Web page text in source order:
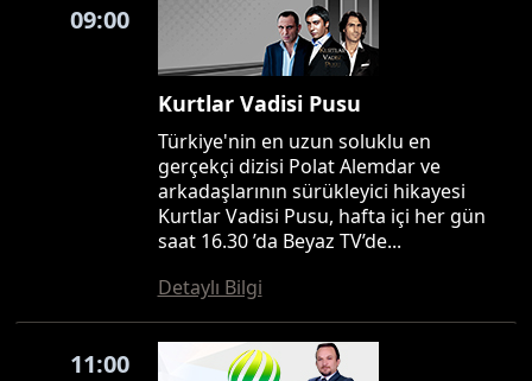
09:00
Kurtlar Vadisi Pusu
Türkiye'nin en uzun soluklu en
gerçekçi dizisi Polat Alemdar ve
arkadaşlarının sürükleyici hikayesi
Kurtlar Vadisi Pusu, hafta içi her gün
saat 16.30 ’da Beyaz TV’de...
Detaylı Bilgi
11:00